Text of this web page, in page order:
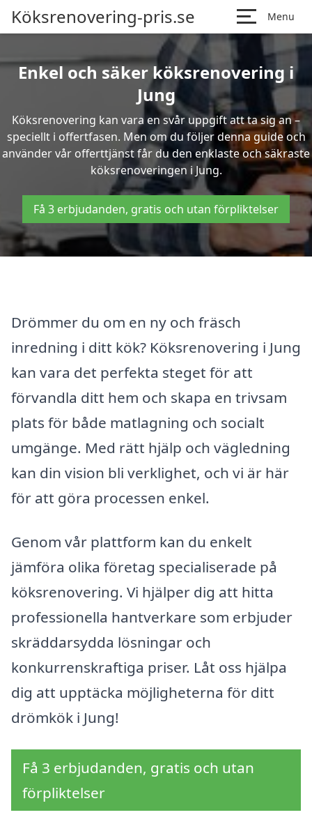
Köksrenovering-pris.se Menu
Enkel och säker köksrenovering i
Jung
Köksrenovering kan vara en svår uppgift att ta sig an –
speciellt i offertfasen. Men om du följer denna guide och
använder vår offerttjänst får du den enklaste och säkraste
köksrenoveringen i Jung.
Få 3 erbjudanden, gratis och utan förpliktelser
Drömmer du om en ny och fräsch
inredning i ditt kök? Köksrenovering i Jung
kan vara det perfekta steget för att
förvandla ditt hem och skapa en trivsam
plats för både matlagning och socialt
umgänge. Med rätt hjälp och vägledning
kan din vision bli verklighet, och vi är här
för att göra processen enkel.
Genom vår plattform kan du enkelt
jämföra olika företag specialiserade på
köksrenovering. Vi hjälper dig att hitta
professionella hantverkare som erbjuder
skräddarsydda lösningar och
konkurrenskraftiga priser. Låt oss hjälpa
dig att upptäcka möjligheterna för ditt
drömkök i Jung!
Få 3 erbjudanden, gratis och utan
förpliktelser